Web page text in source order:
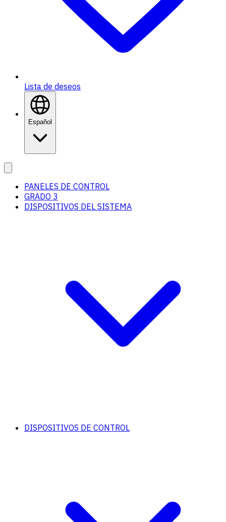
Lista de deseos
Español
PANELES DE CONTROL
GRADO 3
DISPOSITIVOS DEL SISTEMA
DISPOSITIVOS DE CONTROL